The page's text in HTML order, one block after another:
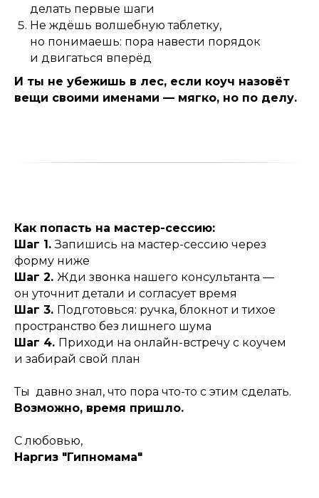
делать первые шаги
Не ждёшь волшебную таблетку,
но понимаешь: пора навести порядок
и двигаться вперёд
И ты не убежишь в лес, если коуч назовёт
вещи своими именами — мягко, но по делу.
Как попасть на мастер-сессию:
Шаг 1.Запишись на мастер-сессию через
форму ниже
Шаг 2. Жди звонка нашего консультанта —
он уточнит детали и согласует время
Шаг 3. Подготовься: ручка, блокнот и тихое
пространство без лишнего шума
Шаг 4. Приходи на онлайн-встречу с коучем
и забирай свой план
Ты давно знал, что пора что-то с этим сделать.
Возможно, время пришло.
С любовью,
Наргиз "Гипномама"